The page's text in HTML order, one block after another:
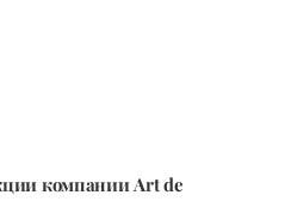
компании Art de